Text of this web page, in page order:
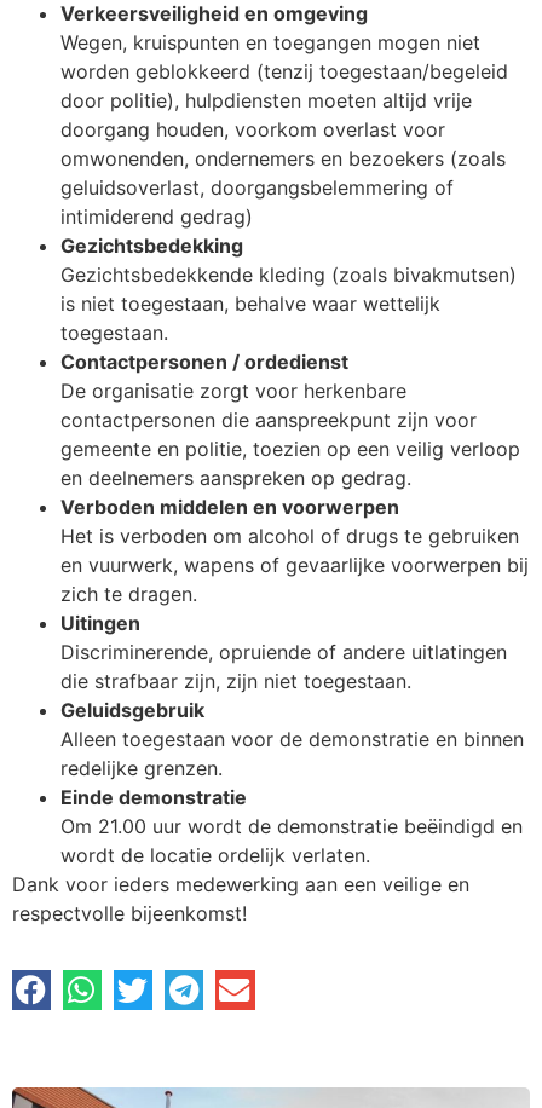
Verkeersveiligheid en omgeving
Wegen, kruispunten en toegangen mogen niet
worden geblokkeerd (tenzij toegestaan/begeleid
door politie), hulpdiensten moeten altijd vrije
doorgang houden, voorkom overlast voor
omwonenden, ondernemers en bezoekers (zoals
geluidsoverlast, doorgangsbelemmering of
intimiderend gedrag)
Gezichtsbedekking
Gezichtsbedekkende kleding (zoals bivakmutsen)
is niet toegestaan, behalve waar wettelijk
toegestaan.
Contactpersonen / ordedienst
De organisatie zorgt voor herkenbare
contactpersonen die aanspreekpunt zijn voor
gemeente en politie, toezien op een veilig verloop
en deelnemers aanspreken op gedrag.
Verboden middelen en voorwerpen
Het is verboden om alcohol of drugs te gebruiken
en vuurwerk, wapens of gevaarlijke voorwerpen bij
zich te dragen.
Uitingen
Discriminerende, opruiende of andere uitlatingen
die strafbaar zijn, zijn niet toegestaan.
Geluidsgebruik
Alleen toegestaan voor de demonstratie en binnen
redelijke grenzen.
Einde demonstratie
Om 21.00 uur wordt de demonstratie beëindigd en
wordt de locatie ordelijk verlaten.
Dank voor ieders medewerking aan een veilige en
respectvolle bijeenkomst!